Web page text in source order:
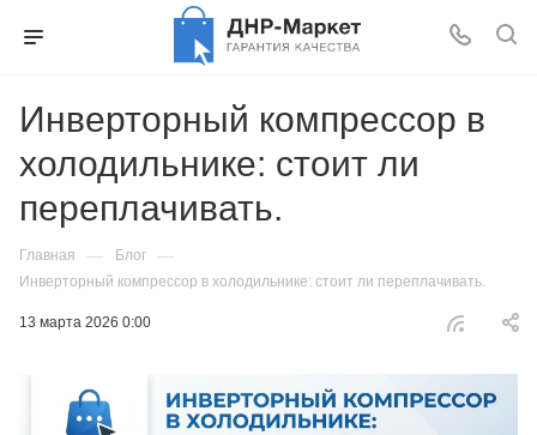
Инверторный компрессор в
холодильнике: стоит ли
переплачивать.
Главная — Блог —
Инверторный компрессор в холодильнике: стоит ли переплачивать.
13 марта 2026 0:00